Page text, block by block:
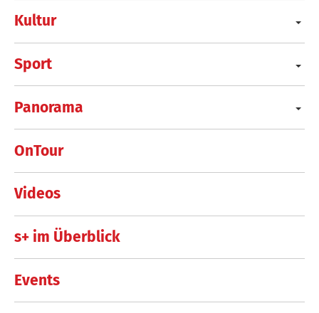
Kultur
Sport
Panorama
OnTour
Videos
s+ im Überblick
Events